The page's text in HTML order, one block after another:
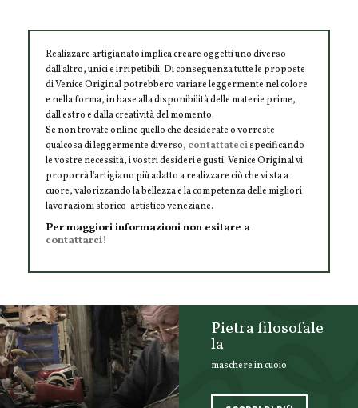
Realizzare artigianato implica creare oggetti uno diverso
dall'altro, unici e irripetibili. Di conseguenza tutte le proposte
di Venice Original potrebbero variare leggermente nel colore
e nella forma, in base alla disponibilità delle materie prime,
dall'estro e dalla creatività del momento.
Se non trovate online quello che desiderate o vorreste
qualcosa di leggermente diverso, contattatecispecificando
le vostre necessità, i vostri desideri e gusti. Venice Original vi
proporrà l'artigiano più adatto a realizzare ciò che vi sta a
cuore, valorizzando la bellezza e la competenza delle migliori
lavorazioni storico-artistico veneziane.
Per maggiori informazioni non esitare a
contattarci!
Pietra filosofale
la
maschere in cuoio